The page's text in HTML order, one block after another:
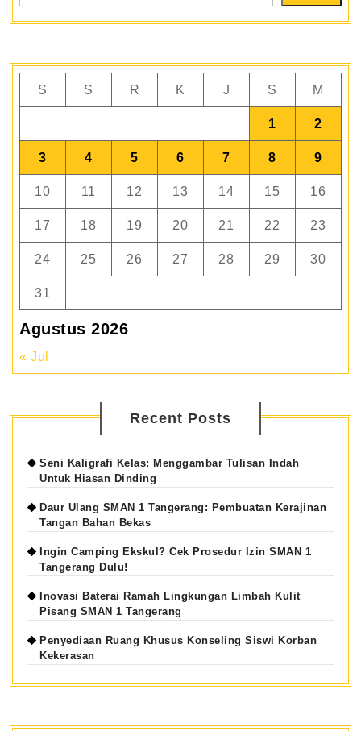
Agustus 2026
S S R K J S M
1 2
3 4 5 6 7 8 9
10 11 12 13 14 15 16
17 18 19 20 21 22 23
24 25 26 27 28 29 30
31
« Jul
Recent Posts
Seni Kaligrafi Kelas: Menggambar Tulisan Indah
Untuk Hiasan Dinding
Daur Ulang SMAN 1 Tangerang: Pembuatan Kerajinan
Tangan Bahan Bekas
Ingin Camping Ekskul? Cek Prosedur Izin SMAN 1
Tangerang Dulu!
Inovasi Baterai Ramah Lingkungan Limbah Kulit
Pisang SMAN 1 Tangerang
Penyediaan Ruang Khusus Konseling Siswi Korban
Kekerasan